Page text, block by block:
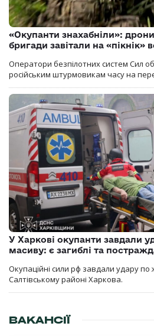
«Окупанти знахабніли»:
бригади завітали на
Оператори безпілотних систем Сил
російським штурмовикам часу на
У Харкові окупанти завдали
масиву: є загиблі та
Окупаційні сили рф завдали удару
Салтівському районі Харкова.
ВАКАНСІЇ